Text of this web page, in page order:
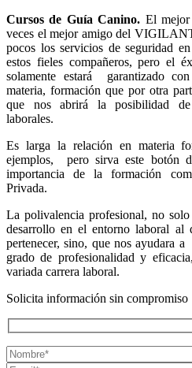
Cursos de Guía Canino. El mejor
veces el mejor amigo del
pocos los servicios de seguridad
estos fieles compañeros, pero el
solamente estará garantizado
materia, formación que por otra
que nos abrirá la posibilidad de
laborales.
Es larga la relación en materia
ejemplos, pero sirva este botón
importancia de la formación
Privada.
La polivalencia profesional, no
desarrollo en el entorno laboral al
pertenecer, sino, que nos ayudara
grado de profesionalidad y
variada carrera laboral.
Solicita información sin compromiso